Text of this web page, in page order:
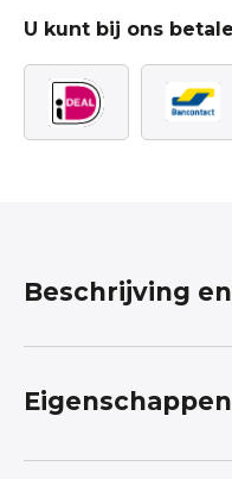
U kunt bij ons
Beschrijving
kleur
Eigenschappen